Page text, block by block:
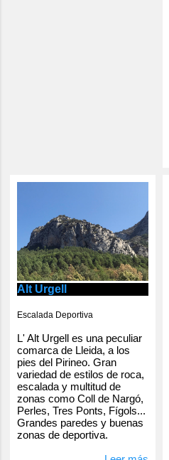
Alt Urgell
Escalada Deportiva
L' Alt Urgell es una peculiar
comarca de Lleida, a los
pies del Pirineo. Gran
variedad de estilos de roca,
escalada y multitud de
zonas como Coll de Nargó,
Perles, Tres Ponts, Fígols...
Grandes paredes y buenas
zonas de deportiva.